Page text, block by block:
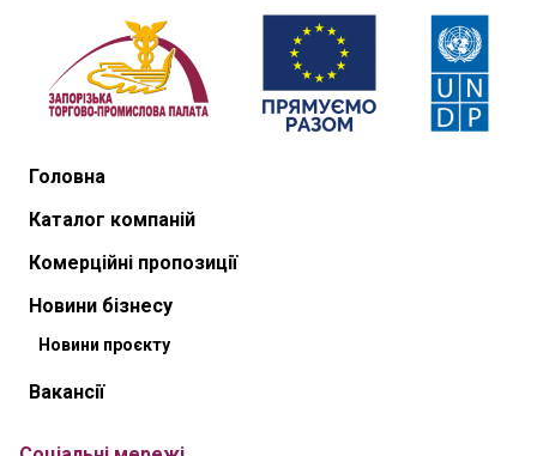
Головна
Каталог компаній
Комерційні пропозиції
Новини бізнесу
Новини проєкту
Вакансії